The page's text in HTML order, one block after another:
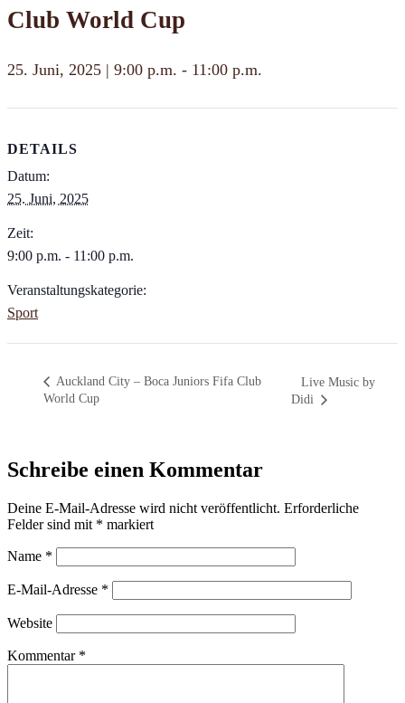
Club World Cup
25. Juni, 2025 | 9:00 p.m. - 11:00 p.m.
DETAILS
Datum:
25. Juni, 2025
Zeit:
9:00 p.m. - 11:00 p.m.
Veranstaltungskategorie:
Sport
Auckland City – Boca Juniors Fifa Club
World Cup
Live Music by
Didi
Schreibe einen Kommentar
Deine E-Mail-Adresse wird nicht veröffentlicht. Erforderliche
Felder sind mit * markiert
Name *
E-Mail-Adresse *
Website
Kommentar *